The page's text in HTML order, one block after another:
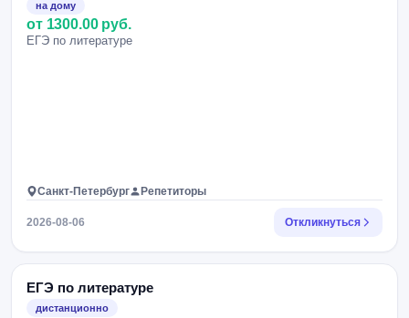
на дому
от 1300.00 руб.
ЕГЭ по литературе
Санкт-Петербург Репетиторы
2026-08-06 Откликнуться
ЕГЭ по литературе
дистанционно